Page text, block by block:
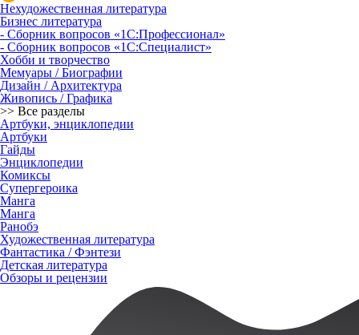
Нехудожественная литература
Бизнес литература
- Сборник вопросов «1С:Профессионал»
- Сборник вопросов «1С:Специалист»
Хобби и творчество
Мемуары / Биографии
Дизайн / Архитектура
Живопись / Графика
>> Все разделы
Артбуки, энциклопедии
Артбуки
Гайды
Энциклопедии
Комиксы
Супергероика
Манга
Манга
Ранобэ
Художественная литература
Фантастика / Фэнтези
Детская литература
Обзоры и рецензии